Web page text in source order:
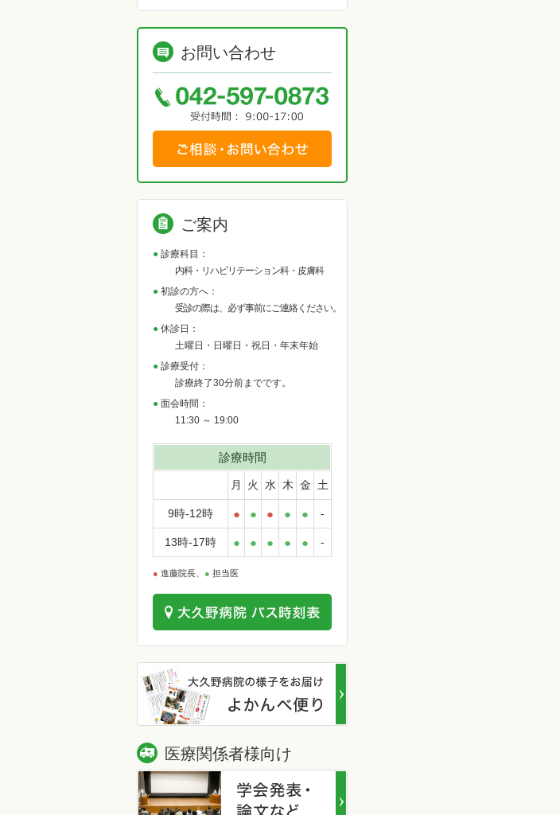
お問い合わせ
ご案内
診療科目：
内科・リハビリテーション科・皮膚科
初診の方へ：
受診の際は、必ず事前にご連絡ください。
休診日：
土曜日・日曜日・祝日・年末年始
診療受付：
診療終了30分前までです。
面会時間：
11:30 ～ 19:00
診療時間
月 火 水 木 金 土
9時-12時 ● ● ● ● ● -
13時-17時 ● ● ● ● ● -
● 進藤院長、 ● 担当医
医療関係者様向け